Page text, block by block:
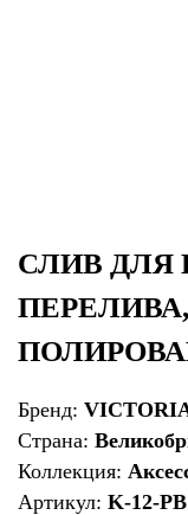
СЛИВ ДЛЯ
Бренд:
Страна:
Коллекция:
Артикул: K-12-PB